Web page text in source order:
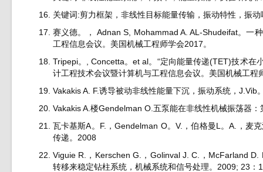
关键词:剪力框架，非线性目标能量传输，振动特性，振
赛义德。， Adnan S, Mohammad A. AL-Shudeifat。一
工程信息会议。美国机械工程师学会2017。
Tripepi。, Concetta。et al。“定向能量传递(TET)技术在
计工程技术会议暨计算机与工程信息会议。美国机械工程
Vakakis A. F.诱导被动非线性能量下沉，振动系统，
Vakakis A.楼Gendelman O.五泵能在非线性机械振荡器
瓦卡基斯A。F.，Gendelman O。V.，伯格曼L。A.，麦
传递。2008
Viguie R.，Kerschen G.，Golinval J. C.，McFarland
转移来稳定钻柱系统，机械系统和信号处理。2009; 23：